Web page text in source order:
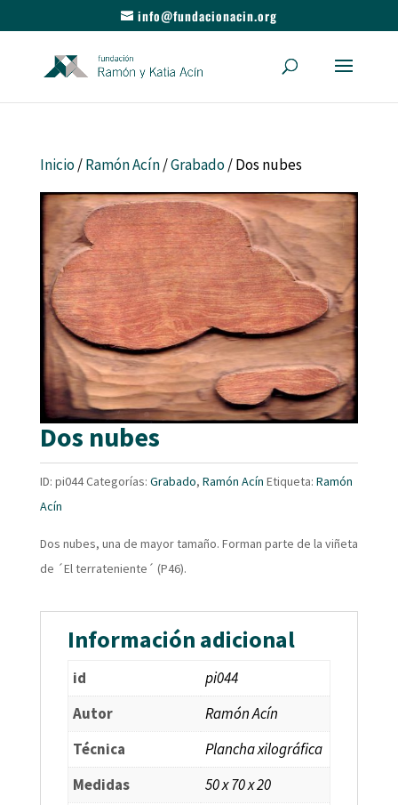
info@fundacionacin.org
Inicio/Ramón Acín/Grabado/ Dos nubes
Dos nubes
ID: pi044Categorías: Grabado, Ramón Acín Etiqueta: Ramón
Acín
Dos nubes, una de mayor tamaño. Forman parte de la viñeta
de ´El terrateniente´ (P46).
Información adicional
id
pi044
Autor
Ramón Acín
Técnica
Plancha xilográfica
Medidas
50 x 70 x 20